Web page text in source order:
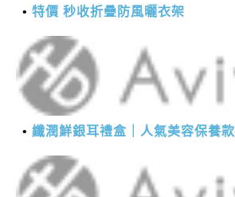
特價 秒收折疊防風曬衣架
纖潤鮮銀耳禮盒｜人氣美容保養款